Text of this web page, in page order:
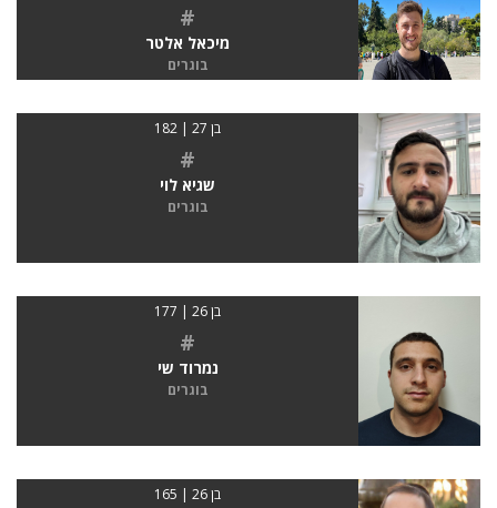
#
מיכאל אלטר
בוגרים
בן 27 | 182
#
שגיא לוי
בוגרים
בן 26 | 177
#
נמרוד שי
בוגרים
בן 26 | 165